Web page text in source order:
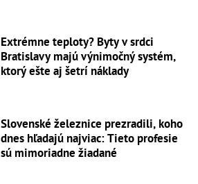
Extrémne teploty? Byty v srdci
Bratislavy majú výnimočný systém,
ktorý ešte aj šetrí náklady
Slovenské železnice prezradili, koho
dnes hľadajú najviac: Tieto profesie
sú mimoriadne žiadané